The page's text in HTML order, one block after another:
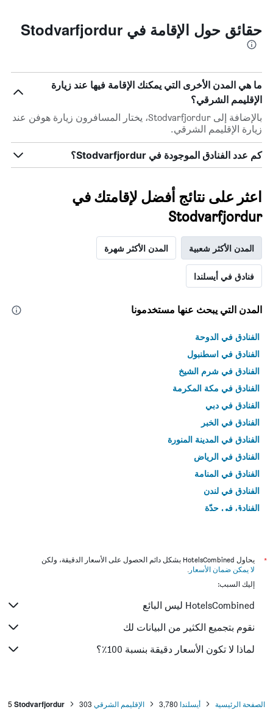
حقائق حول الإقامة في Stodvarfjordur
ما هي المدن الأخرى التي يمكنك الإقامة فيها عند زيارة
الإقليمم الشرقي؟
بالإضافة إلى Stodvarfjordur، يختار المسافرون زيارة هوفن عند
زيارة الإقليمم الشرقي.
كم عدد الفنادق الموجودة في Stodvarfjordur؟
اعثر على نتائج أفضل لإقامتك في
Stodvarfjordur
المدن الأكثر شعبية المدن الأكثر شهرة
فنادق في أيسلندا
المدن التي يبحث عنها مستخدمونا
الفنادق في الدوحة
الفنادق في اسطنبول
الفنادق في شرم الشيخ
الفنادق في مكة المكرمة
الفنادق في دبي
الفنادق في الخبر
الفنادق في المدينة المنورة
الفنادق في الرياض
الفنادق في المنامة
الفنادق في لندن
الفنادق في جدّة
*
يحاول HotelsCombined بشكل دائم الحصول على الأسعار الدقيقة، ولكن
لا يمكن ضمان الأسعار .
إليك السبب:
HotelsCombined ليس البائع
نقوم بتجميع الكثير من البيانات لك
لماذا لا تكون الأسعار دقيقة بنسبة 100٪؟
الصفحة الرئيسية أيسلندا 3,780 الإقليمم الشرقي 303
Stodvarfjordur
5